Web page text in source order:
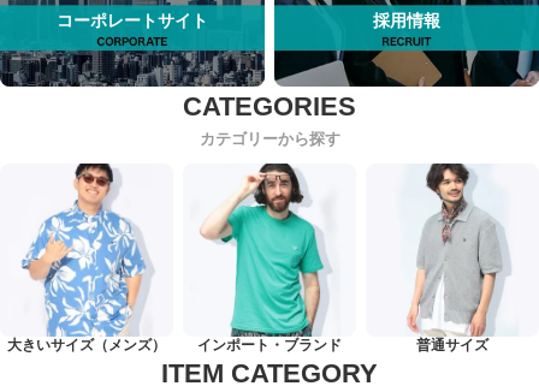
コーポレートサイト 採用情報
カテゴリーから探す
大きいサイズ（メンズ） インポート・ブランド 普通サイズ